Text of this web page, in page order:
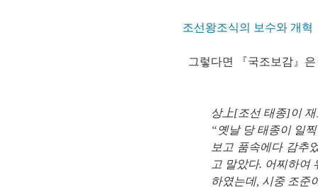
조선왕조식의 보수와 개혁
그렇다면 『국조보감』
상上[조선 태종]이
“옛날 당 태종이 일
보고 품속에다 감추
고 말았다. 어찌하여
하였는데, 시중 조준